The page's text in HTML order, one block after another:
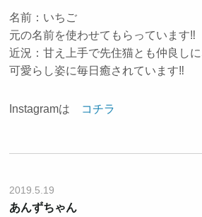
お問い合わせ
名前：いちご
元の名前を使わせてもらっています‼
近況：甘え上手で先住猫とも仲良しに
可愛らし姿に毎日癒されています‼
Instagramは コチラ
2019.5.19
あんずちゃん